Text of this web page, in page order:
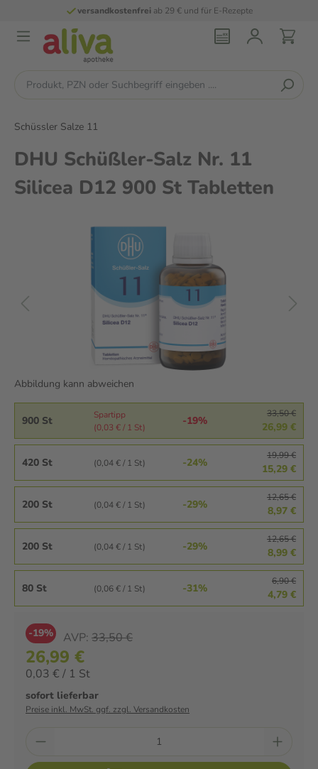
versandkostenfreiab 29 € und für E-Rezepte
Schüssler Salze 11
DHU Schüßler-Salz Nr. 11
Silicea D12 900 St Tabletten
Abbildung kann abweichen
900 St
Spartipp
(0,03 € / 1 St)
-19%
33,50 €
26,99 €
420 St (0,04 € / 1 St) -24%
19,99 €
15,29 €
200 St (0,04 € / 1 St) -29%
12,65 €
8,97 €
200 St (0,04 € / 1 St) -29%
12,65 €
8,99 €
80 St (0,06 € / 1 St) -31%
6,90 €
4,79 €
-19% AVP: 33,50 €
26,99 €
0,03 € / 1 St
sofort lieferbar
Preise inkl. MwSt. ggf. zzgl. Versandkosten